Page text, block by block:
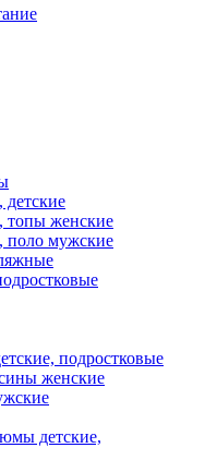
топы женские
поло мужские
подростковые
женские
детские,